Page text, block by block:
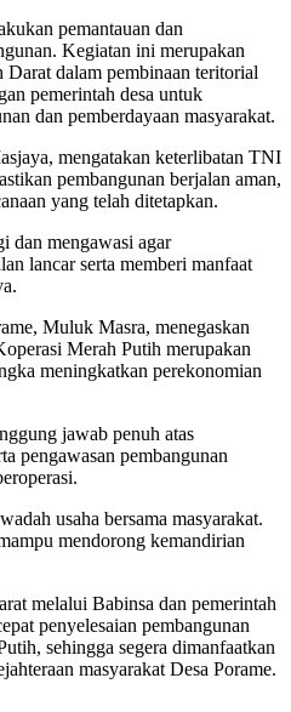
pemantauan dan
Kegiatan ini merupakan
dalam pembinaan teritorial
pemerintah desa untuk
dan pemberdayaan masyarakat.
mengatakan keterlibatan TNI
pembangunan berjalan aman,
yang telah ditetapkan.
dan mengawasi agar
lancar serta memberi manfaat
Muluk Masra, menegaskan
Merah Putih merupakan
meningkatkan perekonomian
jawab penuh atas
pengawasan pembangunan
usaha bersama masyarakat.
mendorong kemandirian
melalui Babinsa dan pemerintah
penyelesaian pembangunan
sehingga segera dimanfaatkan
masyarakat Desa Porame.